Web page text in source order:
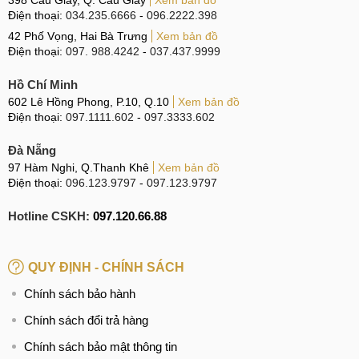
GT3 được Realme trang bị công suất sạc siêu khủng 240W,
cao nhất thế giới smartphone (tại thời điểm ra mắt). Theo
nhà sản xuất công bố, người có thể sạc 1-50% chỉ mất 4
So sánh Realme GT2 và GT3
So với thế hệ tiền nhiệm, GT3 có những điểm nâng cấp, cải
Tiêu chí GT3
Thiết kế
199g
Hỗ trợ LED RGB
Điện thoại: 034.235.6666 - 096.2222.398
42 Phố Vọng, Hai Bà Trưng
Xem bản đồ
Điện thoại: 097. 988.4242 - 037.437.9999
Hồ Chí Minh
602 Lê Hồng Phong, P.10, Q.10
Xem bản đồ
Điện thoại: 097.1111.602 - 097.3333.602
Đà Nẵng
97 Hàm Nghi, Q.Thanh Khê
Xem bản đồ
Điện thoại: 096.123.9797 - 097.123.9797
Hotline CSKH: 097.120.66.88
QUY ĐỊNH - CHÍNH SÁCH
Chính sách bảo hành
Chính sách đổi trả hàng
Chính sách bảo mật thông tin